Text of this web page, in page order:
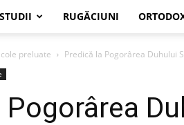
RUGĂCIUNI
preluate Predică la Pogorârea Duhului
Pogorârea